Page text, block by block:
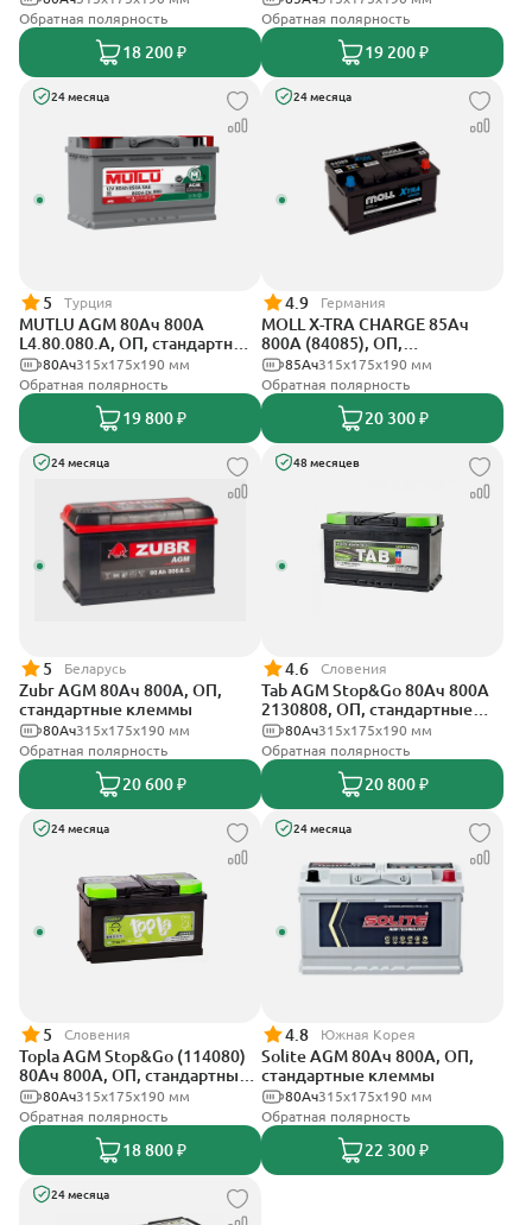
Обратная полярность
18 200 ₽
Обратная полярность
19 200 ₽
24 месяца
5 Турция
MUTLU AGM 80Ач 800A
L4.80.080.A, ОП, стандартные
клеммы315x175x190 мм
80Ач
Обратная полярность
19 800 ₽
24 месяца
4.9 Германия
MOLL X-TRA CHARGE 85Ач
800А (84085), ОП,
стандартные клеммы
315x175x190 мм
85Ач
Обратная полярность
20 300 ₽
24 месяца
5 Беларусь
Zubr AGM 80Ач 800А, ОП,
стандартные клеммы
315x175x190 мм
80Ач
Обратная полярность
20 600 ₽
48 месяцев
4.6 Словения
Tab AGM Stop&Go 80Ач 800А
2130808, ОП, стандартные
клеммы315x175x190 мм
80Ач
Обратная полярность
20 800 ₽
24 месяца
5 Словения
Topla AGM Stop&Go (114080)
80Ач 800А, ОП, стандартные
клеммы315x175x190 мм
80Ач
Обратная полярность
18 800 ₽
24 месяца
4.8 Южная Корея
Solite AGM 80Ач 800А, ОП,
стандартные клеммы
315x175x190 мм
80Ач
Обратная полярность
22 300 ₽
24 месяца